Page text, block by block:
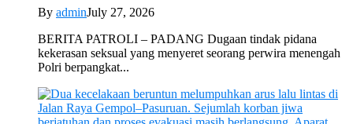
By adminJuly 27, 2026
BERITA PATROLI – PADANG Dugaan tindak pidana
kekerasan seksual yang menyeret seorang perwira menengah
Polri berpangkat...